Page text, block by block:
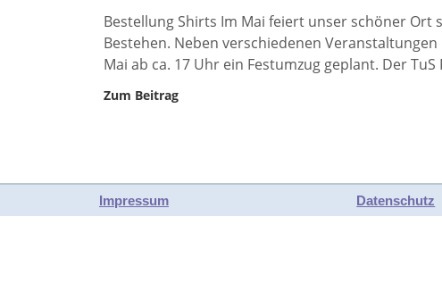
Bestellung Shirts Im Mai feiert unser schöner Ort
Bestehen. Neben verschiedenen Veranstaltungen
Mai ab ca. 17 Uhr ein Festumzug geplant. Der
Zum Beitrag
Impressum Datenschutz